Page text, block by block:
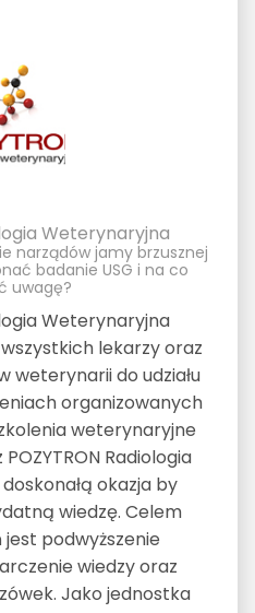
Weterynaryjna
narządów jamy brzusznej
badanie USG i na co
uwagę?
Weterynaryjna
lekarzy oraz
weterynarii do udziału
organizowanych
weterynaryjne
Radiologia
okazja by
wiedzę. Celem
podwyższenie
wiedzy oraz
Jako jednostka